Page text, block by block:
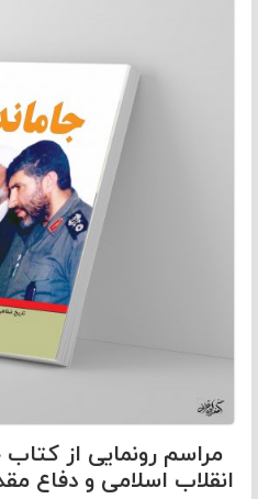
مراسم رونمایی از
انقلاب اسلامی و دفاع